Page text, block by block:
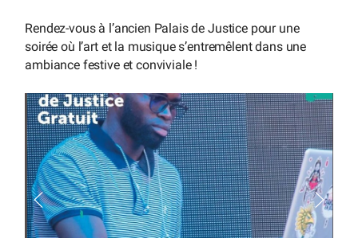
Rendez-vous à l’ancien Palais de Justice pour une
soirée où l’art et la musique s’entremêlent dans une
ambiance festive et conviviale !